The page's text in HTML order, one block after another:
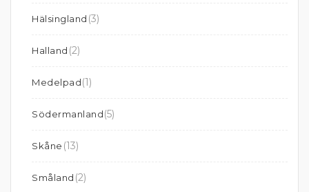
Hälsingland (3)
Halland (2)
Medelpad(1)
Södermanland(5)
Skåne (13)
Småland (2)